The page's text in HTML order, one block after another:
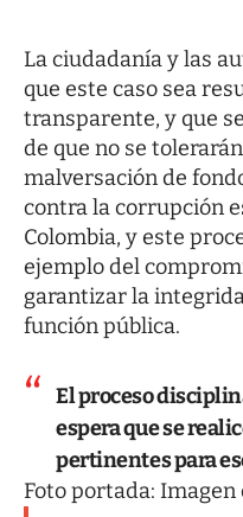
La ciudadanía y las
que este caso sea
transparente, y que
de que no se
malversación de
contra la corrupción
Colombia, y este
ejemplo del
garantizar la
función pública.
El proceso
espera que se
pertinentes para
Foto portada: